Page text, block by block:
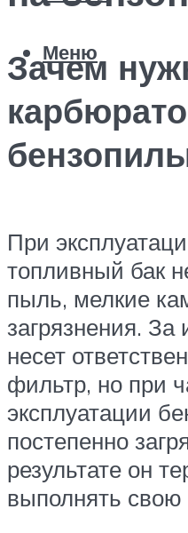
Меню
Зачем
При
топливный бак
пыль, мелкие
загрязнения. За
несет
фильтр, но при
эксплуатации
постепенно
результате он
выполнять